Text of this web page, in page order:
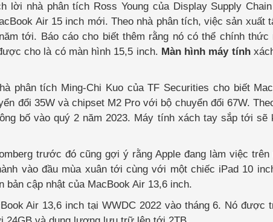
lời nhà phân tích Ross Young của Display Supply
Air 15 inch mới. Theo nhà phân tích, việc sản xuất
tới. Báo cáo cho biết thêm rằng nó có thể chính thức
cho là có màn hình 15,5 inch. Màn hình máy tính
phân tích Ming-Chi Kuo của TF Securities cho biết
đổi 35W và chipset M2 Pro với bộ chuyển đổi 67W.
bố vào quý 2 năm 2023. Máy tính xách tay sắp tới sẽ
trước đó cũng gợi ý rằng Apple đang làm việc
vào đầu mùa xuân tới cùng với một chiếc iPad 10
bản cập nhật của MacBook Air 13,6 inch.
Air 13,6 inch tại WWDC 2022 vào tháng 6. Nó